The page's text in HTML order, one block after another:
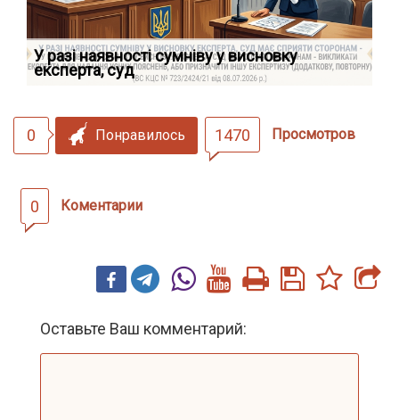
У разі наявності сумніву у висновку
експерта, суд
0 Понравилось 1470 Просмотров
0 Коментарии
Оставьте Ваш комментарий: